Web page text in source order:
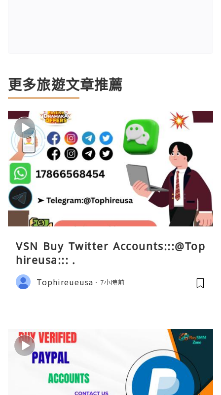
更多旅遊文章推薦
VSN Buy Twitter Accounts:::@Top
hireusa::: .
Tophireueusa 7小時前